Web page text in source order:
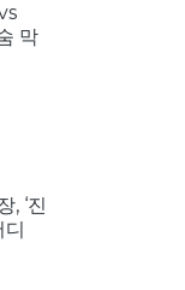
막
, ‘진
디